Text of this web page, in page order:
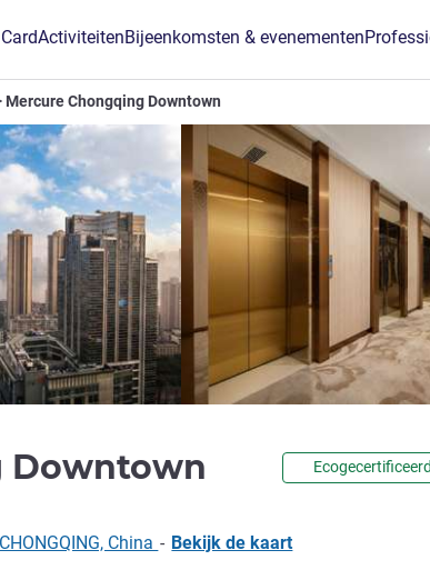
ActiviteitenBijeenkomsten & evenementen
Mercure Chongqing Downtown
Downtown 4 sterrenEcogecertificeerd
China - Bekijk de kaart